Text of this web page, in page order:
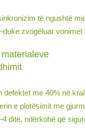
të ngushtë
zvogëluar
me 40% në
e plotësimit me
ditë, ndërkohë që